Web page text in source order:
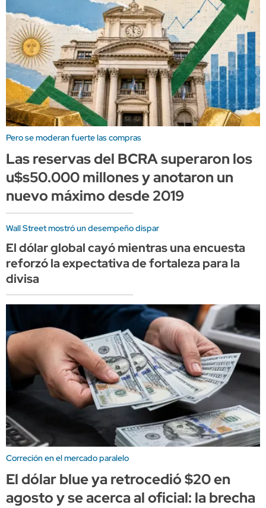
Pero se moderan fuerte las compras
Las reservas del BCRA superaron los
u$s50.000 millones y anotaron un
nuevo máximo desde 2019
Wall Street mostró un desempeño dispar
El dólar global cayó mientras una encuesta
reforzó la expectativa de fortaleza para la
divisa
Correción en el mercado paralelo
El dólar blue ya retrocedió $20 en
agosto y se acerca al oficial: la brecha